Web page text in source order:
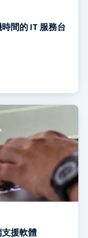
間的 IT 服務台
援軟體